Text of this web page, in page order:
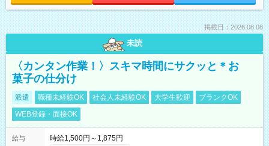
掲載日：2026.08.08
未読
〈カンタン作業！〉スキマ時間にサクッと＊お
菓子の仕分け
派遣 職種未経験OK 社会人未経験OK 大学生歓迎
ブランクOK
WEB登録・面接OK
給与
時給1,500円～1,875円